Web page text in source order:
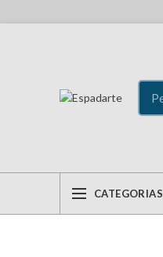
CATEGORIAS